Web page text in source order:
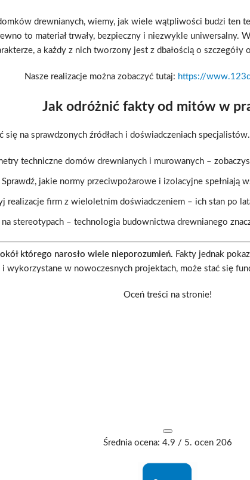
drewnianych, wiemy, jak wiele wątpliwości budzi ten
to materiał trwały, bezpieczny i niezwykle uniwersalny.
a każdy z nich tworzony jest z dbałością o
Nasze realizacje można zobaczyć tutaj: https://
Jak odróżnić fakty od mitów w
się na sprawdzonych źródłach i doświadczeniach
techniczne domów drewnianych i murowanych –
Sprawdź, jakie normy przeciwpożarowe i izolacyjne spełniają
realizacje firm z wieloletnim doświadczeniem – ich stan po
stereotypach – technologia budownictwa drewnianego
którego narosło wiele nieporozumień. Fakty jednak
wykorzystane w nowoczesnych projektach, może stać się
Oceń treści na stronie!
Średnia ocena: 4.9 / 5. ocen 206